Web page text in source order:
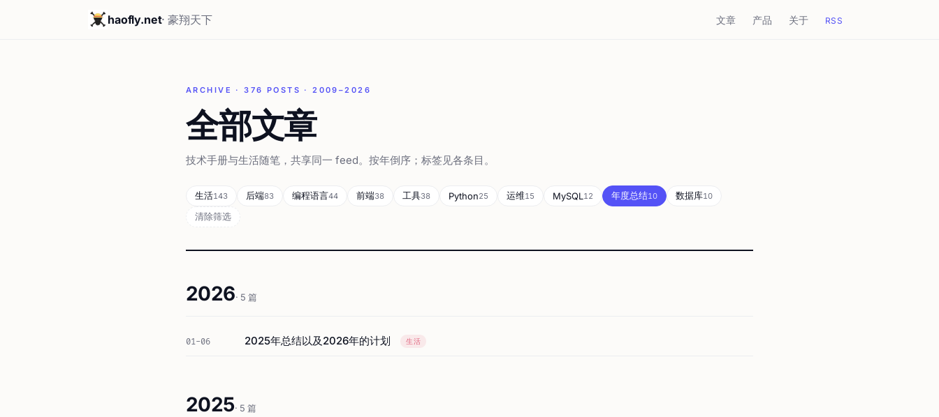
haofly.net· 豪翔天下 文章 产品 关于 RSS
ARCHIVE · 376 POSTS · 2009–2026
全部文章
技术手册与生活随笔，共享同一 feed。按年倒序；标签见各条目。
生活143 后端83 编程语言44 前端38 工具38 Python25 运维15 MySQL 12 年度总结10 数据库10
清除筛选
2026· 5 篇
01-06 2025年总结以及2026年的计划 生活
2025· 5 篇